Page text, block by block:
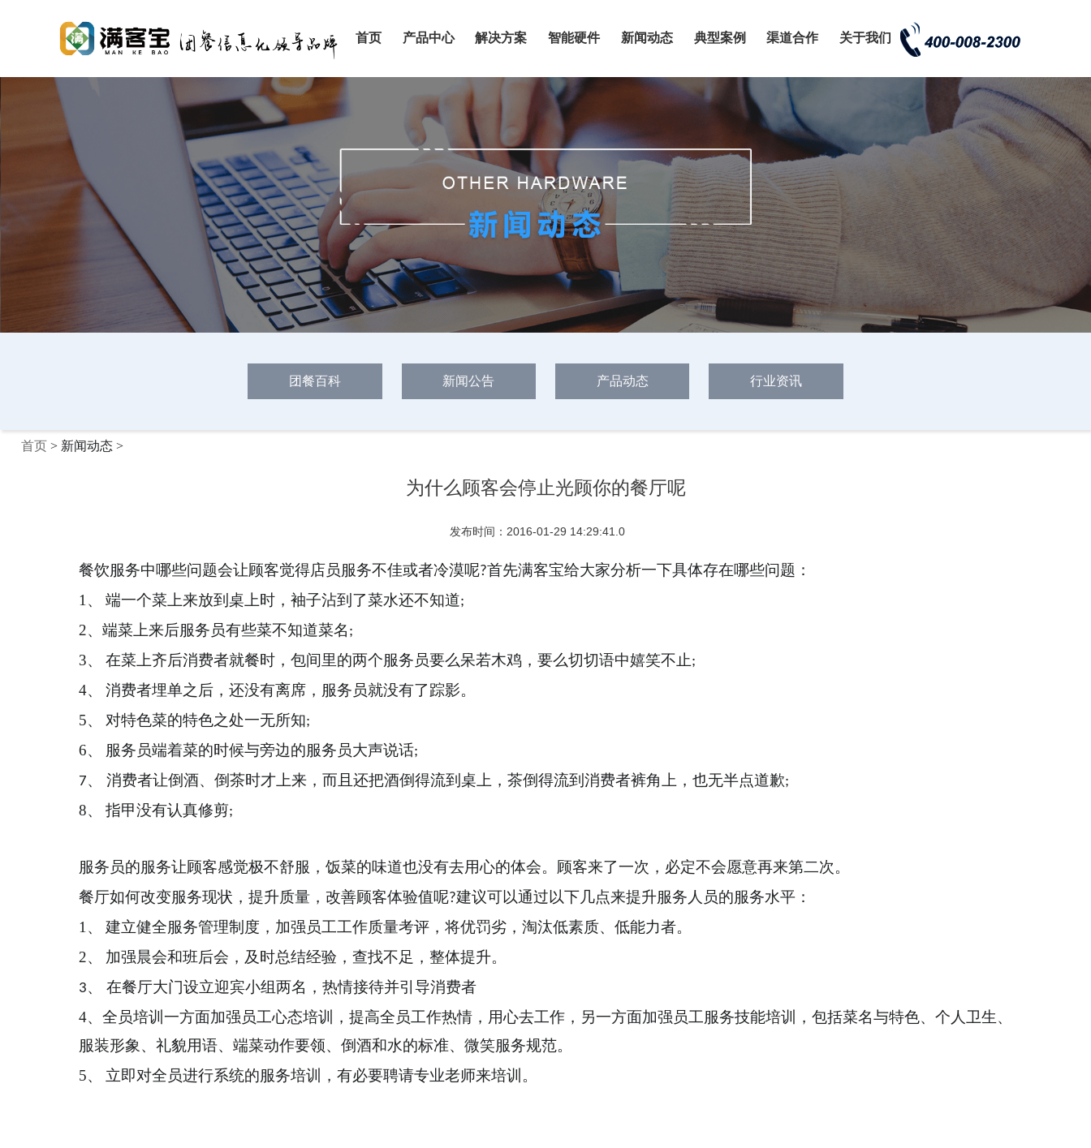
首页 产品中心 解决方案 智能硬件 新闻动态 典型案例 渠道合作 关于我们
团餐百科 新闻公告 产品动态 行业资讯
首页 > 新闻动态 >
为什么顾客会停止光顾你的餐厅呢
发布时间：2016-01-29 14:29:41.0
餐饮服务中哪些问题会让顾客觉得店员服务不佳或者冷漠呢?首先满客宝给大家分析一下具体存在哪些问题：
1 、 端一个菜上来放到桌上时，袖子沾到了菜水还不知道;
2、 端菜上来后服务员有些菜不知道菜名 ;
3、 在菜上齐后消费者就餐时，包间里的两个服务员要么呆若木鸡，要么切切语中嬉笑不止;
4、 消费者埋单之后，还没有离席，服务员就没有了踪影。
5、 对特色菜的特色之处一无所知 ;
6、 服务员端着菜的时候与旁边的服务员大声说话;
7、 消费者让倒酒、倒茶时才上来，而且还把酒倒得流到桌上，茶倒得流到消费者裤角上，也无半点道歉;
8、 指甲没有认真修剪;
服务员的服务让顾客感觉极不舒服，饭菜的味道也没有去用心的体会。顾客来了一次，必定不会愿意再来第二次。
餐厅如何改变服务现状，提升质量，改善顾客体验值呢?建议可以通过以下几点来提升服务人员的服务水平：
1 、 建立健全服务管理制度，加强员工工作质量考评，将优罚劣，淘汰低素质、低能力者。
2、 加强晨会和班后会，及时总结经验，查找不足，整体提升。
3、 在餐厅大门设立迎宾小组两名，热情接待并引导消费者
4、 全员培训一方面加强员工心态培训，提高全员工作热情，用心去工作，另一方面加强员工服务技能培训，包括菜名与特色、个人卫生、
服装形象、礼貌用语、端菜动作要领、倒酒和水的标准、微笑服务规范。
5、 立即对全员进行系统的服务培训，有必要聘请专业老师来培训。